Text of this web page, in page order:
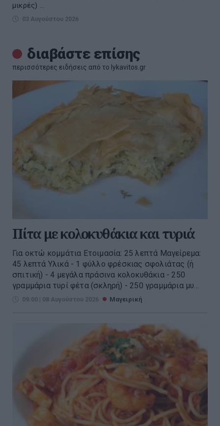
μικρές) ...
03 Αυγούστου 2026
διαβάστε επίσης
περισσότερες ειδήσεις από το lykavitos.gr
Πίτα με κολοκυθάκια και τυριά
Για οκτώ κομμάτια Ετοιμασία: 25 λεπτά Μαγείρεμα:
45 λεπτά Υλικά - 1 φύλλο φρέσκιας σφολιάτας (ή
σπιτική) - 4 μεγάλα πράσινα κολοκυθάκια - 250
γραμμάρια τυρί φέτα (σκληρή) - 250 γραμμάρια μυ...
09:00 | 08 Αυγούστου 2026 Μαγειρική